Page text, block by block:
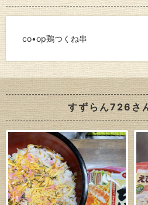
co•op鶏つくね串
すずらん726さ